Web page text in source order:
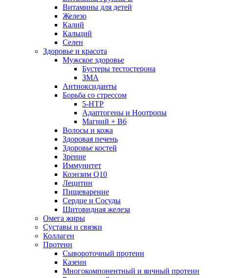
Витамины для детей
Железо
Калий
Кальций
Селен
Здоровье и красота
Мужское здоровье
Бустеры тестостерона
ЗМА
Антиоксиданты
Борьба со стрессом
5-HTP
Адаптогены и Ноотропы
Магний + В6
Волосы и кожа
Здоровая печень
Здоровье костей
Зрение
Иммунитет
Коэнзим Q10
Лецитин
Пищеварение
Сердце и Сосуды
Щитовидная железа
Омега жиры
Суставы и связки
Коллаген
Протеин
Сывороточный протеин
Казеин
Многокомпонентный и яичный протеин